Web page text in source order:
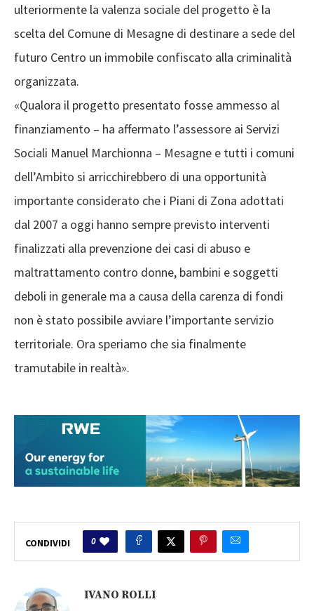
ulteriormente la valenza sociale del progetto è la
scelta del Comune di Mesagne di destinare a sede del
futuro Centro un immobile confiscato alla criminalità
organizzata.
«Qualora il progetto presentato fosse ammesso al
finanziamento – ha affermato l’assessore ai Servizi
Sociali Manuel Marchionna – Mesagne e tutti i comuni
dell’Ambito si arricchirebbero di una opportunità
importante considerato che i Piani di Zona adottati
dal 2007 a oggi hanno sempre previsto interventi
finalizzati alla prevenzione dei casi di abuso e
maltrattamento contro donne, bambini e soggetti
deboli in generale ma a causa della carenza di fondi
non è stato possibile avviare l’importante servizio
territoriale. Ora speriamo che sia finalmente
tramutabile in realtà».
CONDIVIDI 0
IVANO ROLLI